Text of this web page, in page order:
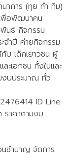
าการ (ทุย ทำ ทีม)
พื่อพัฒนาคน
นธ์ กิจกรรม
จำปี ค่ายกิจกรรม
บ เด็กเยาวชน ผู้
เอกชน ทั้งในและ
บประมาณ ทั่ว
ID Line
ราคาตามงบ
นชำนาญ จัดการ